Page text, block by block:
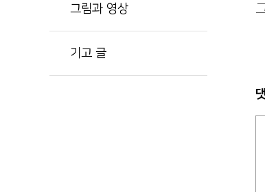
그림과 영상
기고 글